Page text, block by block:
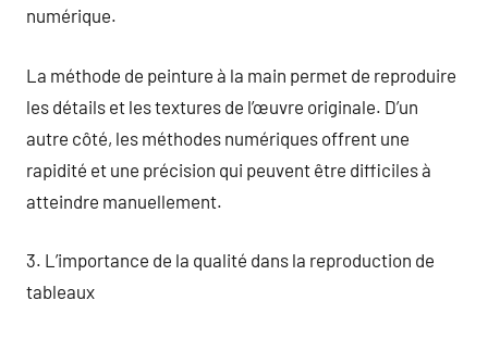
numérique.
La méthode de peinture à la main permet de reproduire
les détails et les textures de l’œuvre originale. D’un
autre côté, les méthodes numériques offrent une
rapidité et une précision qui peuvent être difficiles à
atteindre manuellement.
3. L’importance de la qualité dans la reproduction de
tableaux